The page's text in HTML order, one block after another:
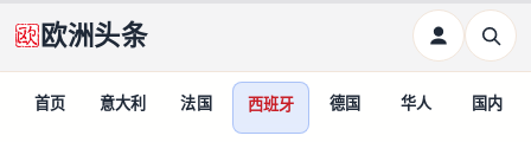
欧洲头条
首页 意大利 法国 西班牙 德国 华人 国内